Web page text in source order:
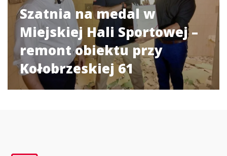
Szatnia na medal w
Miejskiej Hali Sportowej –
remont obiektu przy
Kołobrzeskiej 61